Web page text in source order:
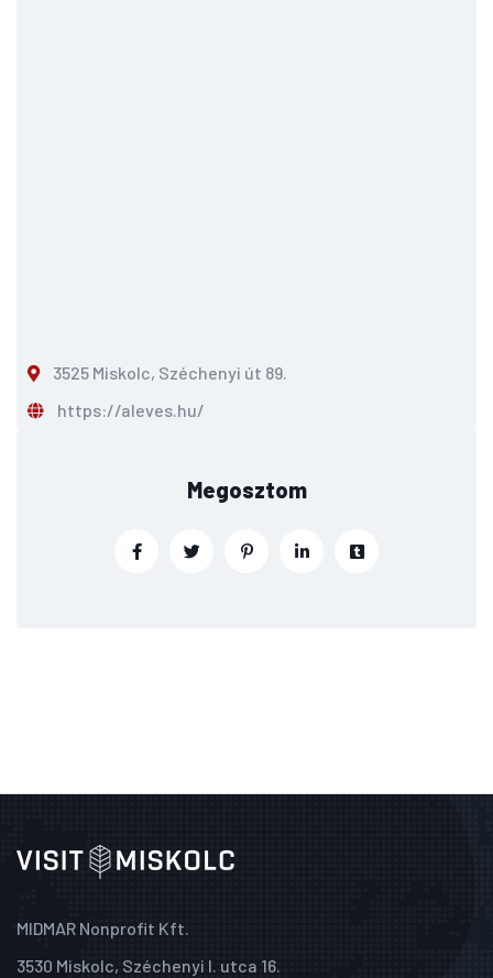
3525 Miskolc, Széchenyi út 89.
https://aleves.hu/
Megosztom
MIDMAR Nonprofit Kft.
3530 Miskolc, Széchenyi I. utca 16.